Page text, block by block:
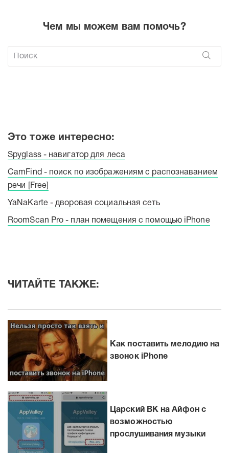
Чем мы можем вам помочь?
Это тоже интересно:
Spyglass - навигатор для леса
CamFind - поиск по изображениям с распознаванием
речи [Free]
YaNaKarte - дворовая социальная сеть
RoomScan Pro - план помещения с помощью iPhone
ЧИТАЙТЕ ТАКЖЕ:
Как поставить мелодию на
звонок iPhone
Царский ВК на Айфон с
возможностью
прослушивания музыки